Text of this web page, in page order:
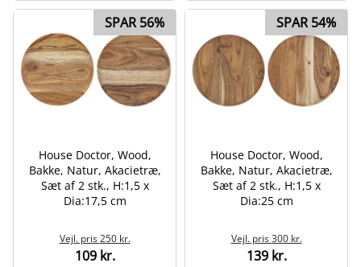
SPAR 56%
House Doctor, Wood,
Bakke, Natur, Akacietræ,
Sæt af 2 stk., H:1,5 x
Dia:17,5 cm
Vejl. pris250 kr.
109 kr.
SPAR 54%
House Doctor, Wood,
Bakke, Natur, Akacietræ,
Sæt af 2 stk., H:1,5 x
Dia:25 cm
Vejl. pris300 kr.
139 kr.